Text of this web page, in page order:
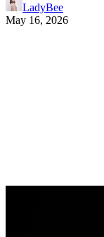
LadyBee
May 16, 2026